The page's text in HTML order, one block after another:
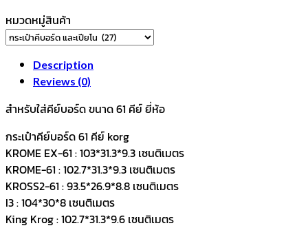
หมวดหมู่สินค้า
Description
Reviews (0)
สำหรับใส่คีย์บอร์ด ขนาด 61 คีย์ ยี่ห้อ
กระเป๋าคีย์บอร์ด61 คีย์ korg
KROME EX-61 : 103*31.3*9.3 เซนติเมตร
KROME-61 : 102.7*31.3*9.3 เซนติเมตร
KROSS2-61 : 93.5*26.9*8.8 เซนติเมตร
I3 : 104*30*8 เซนติเมตร
King Krog : 102.7*31.3*9.6 เซนติเมตร